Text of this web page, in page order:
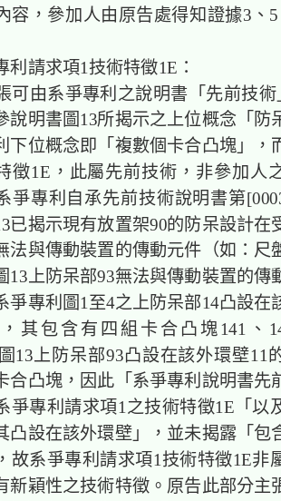
容，參加人由原告處得知證據3、
利請求項1技術特徵1E：
系爭專利之說明書「先前技術
說明書圖13所揭示之上位概念「防
下位概念即「複數個卡合凸塊」，
徵1E，此屬先前技術，非參加人
爭專利自承先前技術說明書第
已揭示現有放置架90的防呆設計在
法與傳動裝置的傳動元件（如：尺
13上防呆部93無法與傳動裝置的傳
爭專利圖1至4之上防呆部14凸設在
，其包含有四組卡合凸塊141、
13上防呆部93凸設在該外環壁11
合凸塊，因此「系爭專利說明書先
爭專利請求項1之技術特徵1E「以
凸設在該外環壁」，並未揭露「包
故系爭專利請求項1技術特徵1E非
新穎性之技術特徵。原告此部分主